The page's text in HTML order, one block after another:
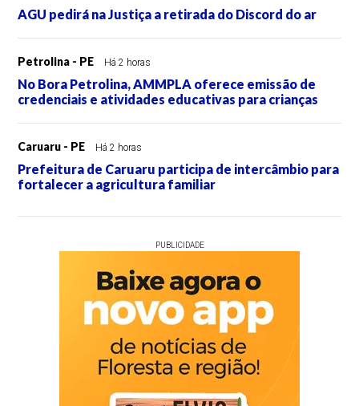
AGU pedirá na Justiça a retirada do Discord do ar
Petrolina - PE Há 2 horas
No Bora Petrolina, AMMPLA oferece emissão de
credenciais e atividades educativas para crianças
Caruaru - PE Há 2 horas
Prefeitura de Caruaru participa de intercâmbio para
fortalecer a agricultura familiar
PUBLICIDADE